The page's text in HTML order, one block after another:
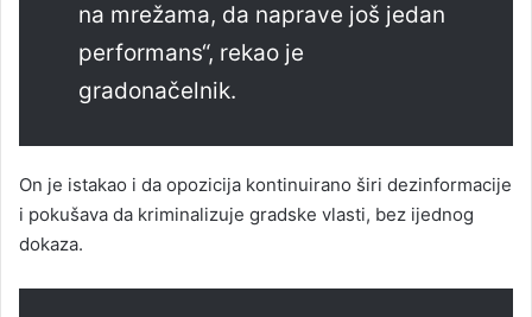
na mrežama, da naprave još jedan
performans“, rekao je
gradonačelnik.
On je istakao i da opozicija kontinuirano širi dezinformacije
i pokušava da kriminalizuje gradske vlasti, bez ijednog
dokaza.